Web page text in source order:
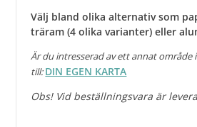
Välj bland olika alternativ som
träram (4 olika varianter) eller
Är du intresserad av ett annat område i
till:DIN EGEN KARTA
Obs! Vid beställningsvara är